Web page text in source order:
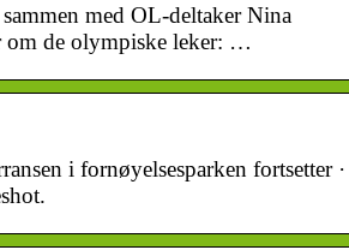
med OL-deltaker Nina
om de olympiske leker: …
i fornøyelsesparken fortsetter ·